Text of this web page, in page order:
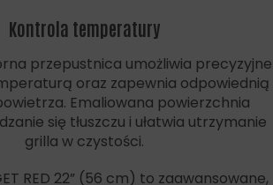
Kontrola temperatury
przepustnica umożliwia precyzyjne
oraz zapewnia odpowiednią
Emaliowana powierzchnia
się tłuszczu i ułatwia utrzymanie
grilla w czystości.
RED 22” (56 cm) to zaawansowane,